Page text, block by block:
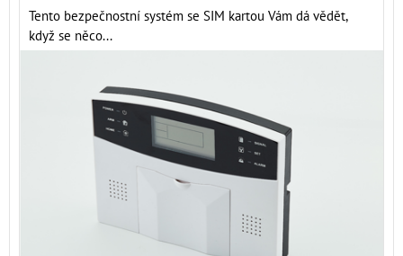
Tento bezpečnostní systém se SIM kartou Vám dá vědět,
když se něco...